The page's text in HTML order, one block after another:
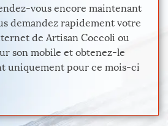
vous encore maintenant
demandez rapidement votre
de Artisan Coccoli ou
son mobile et obtenez-le
uniquement pour ce mois-ci